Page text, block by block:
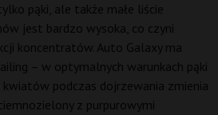
pąki, ale także małe liście
jest bardzo wysoka, co czyni
koncentratów. Auto Galaxy ma
– w optymalnych warunkach pąki
podczas dojrzewania zmienia
z purpurowymi